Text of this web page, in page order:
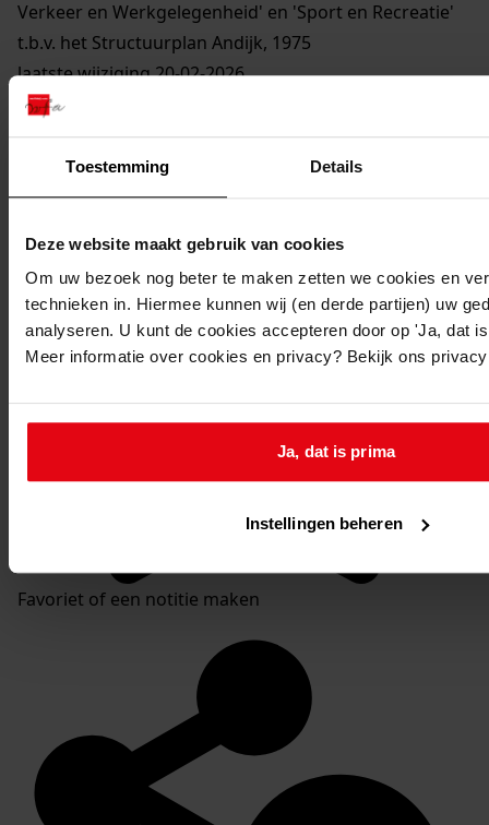
Toestemming Details
Deze website maakt gebruik van cookies
Om uw bezoek nog beter te maken zetten we cookies en
technieken in. Hiermee kunnen wij (en derde partijen) uw
analyseren. U kunt de cookies accepteren door op 'Ja, dat
Meer informatie over cookies en privacy? Bekijk ons
Ja, dat is prima
Instellingen beheren
Verkeer en Werkgelegenheid' en 'Sport en Recreatie'
t.b.v. het Structuurplan Andijk, 1975
laatste wijziging 20-02-2026
16 beschreven archiefstukken
Mijn Studiezaal
Favoriet of een notitie maken